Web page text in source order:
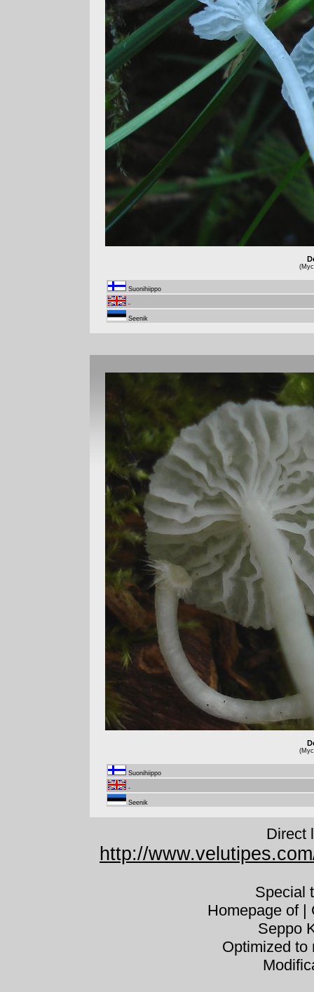
Suonihiippo
-
Seenik
Suonihiippo
-
Seenik
Direct
http://
Special
Homepage of |
Seppo
Optimized to